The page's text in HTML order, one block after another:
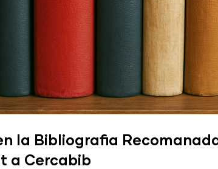
la Bibliografia
a Cercabib